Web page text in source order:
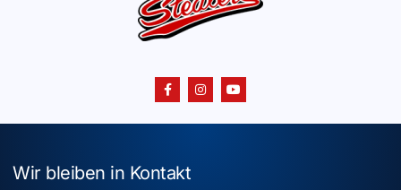
Wir bleiben in Kontakt